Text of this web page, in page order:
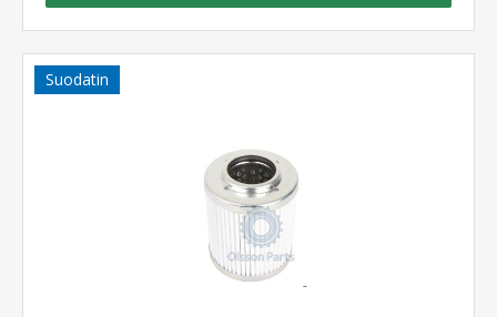
Suodatin